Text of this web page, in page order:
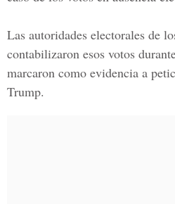
Las autoridades electorales de
contabilizaron esos votos
marcaron como evidencia a
Trump.